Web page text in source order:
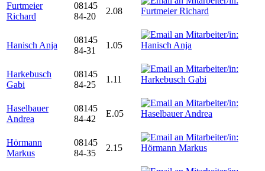
Furtmeier
Richard
08145
84-20
2.08
Hanisch Anja
08145
84-31
1.05
Harkebusch
Gabi
08145
84-25
1.11
Haselbauer
Andrea
08145
84-42
E.05
Hörmann
Markus
08145
84-35
2.15